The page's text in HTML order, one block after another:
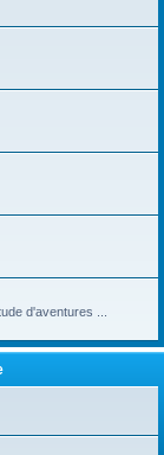
d'aventures ...